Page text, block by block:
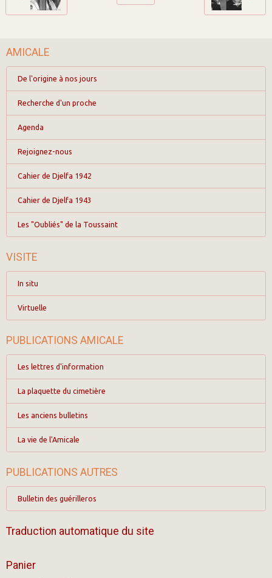
AMICALE
De l'origine à nos jours
Recherche d'un proche
Agenda
Rejoignez-nous
Cahier de Djelfa 1942
Cahier de Djelfa 1943
Les "Oubliés" de la Toussaint
VISITE
In situ
Virtuelle
PUBLICATIONS AMICALE
Les lettres d'information
La plaquette du cimetière
Les anciens bulletins
La vie de l'Amicale
PUBLICATIONS AUTRES
Bulletin des guérilleros
Traduction automatique du site
Panier